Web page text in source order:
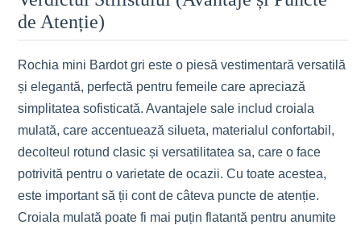
de Atenție)
Rochia mini Bardot gri este o piesă vestimentară versatilă
și elegantă, perfectă pentru femeile care apreciază
simplitatea sofisticată. Avantajele sale includ croiala
mulată, care accentuează silueta, materialul confortabil,
decolteul rotund clasic și versatilitatea sa, care o face
potrivită pentru o varietate de ocazii. Cu toate acestea,
este important să ții cont de câteva puncte de atenție.
Croiala mulată poate fi mai puțin flatantă pentru anumite